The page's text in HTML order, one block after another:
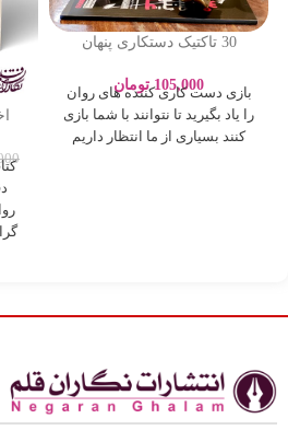
30 تاکتیک دستکاری پنهان
پورباقر – نشر یوشیتا
105,000 تومان
بازی دست کاری کننده های روان
را یاد بگیرید تا نتوانند با شما بازی
کنند بسیاری از ما انتظار داریم